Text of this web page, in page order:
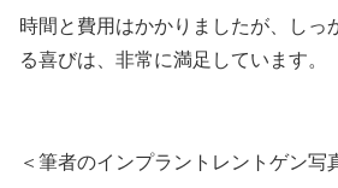
時間と費用はかかりましたが、しっ
る喜びは、非常に満足しています。
＜筆者のインプラントレントゲン写